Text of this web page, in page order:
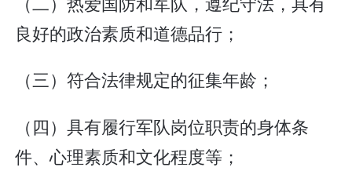
良好的政治素质和道德品行；
（三）符合法律规定的征集年龄；
（四）具有履行军队岗位职责的身体条
件、心理素质和文化程度等；